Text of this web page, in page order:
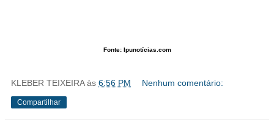
Fonte: Ipunotícias.com
KLEBER TEIXEIRA às 6:56 PM Nenhum comentário:
Compartilhar